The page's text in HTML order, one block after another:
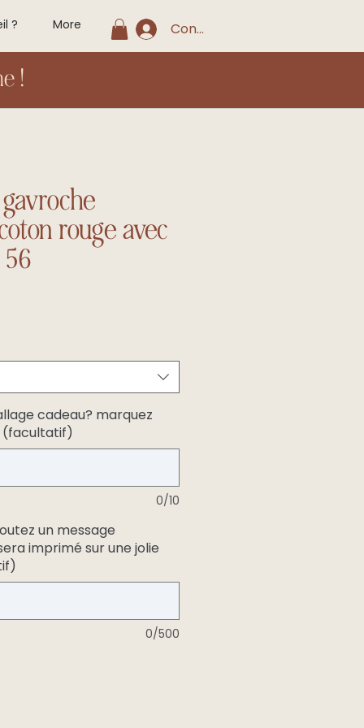
? More Connexion
!
rouge avec
cadeau? marquez
(facultatif)
0/10
un message
imprimé sur une jolie
0/500